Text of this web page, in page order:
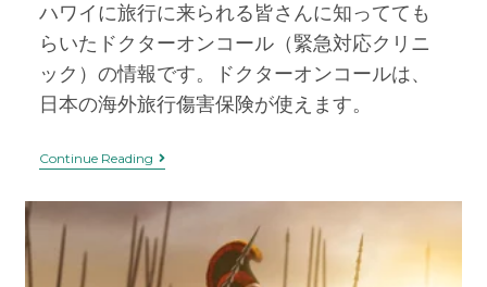
ハワイに旅行に来られる皆さんに知ってても
らいたドクターオンコール（緊急対応クリニ
ック）の情報です。ドクターオンコールは、
日本の海外旅行傷害保険が使えます。
Continue Reading